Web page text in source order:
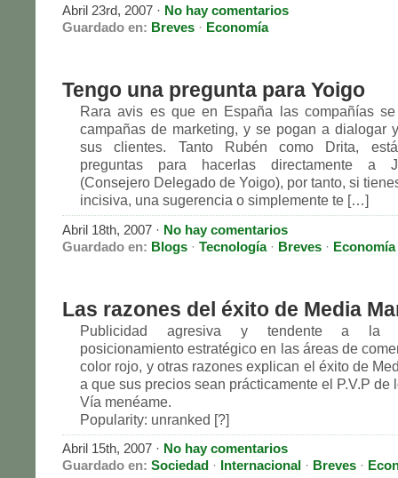
Abril 23rd, 2007 · No hay comentarios
Guardado en: Breves · Economía
Tengo una pregunta para Yoigo
Rara avis es que en España las compañías
campañas de marketing, y se pogan a dialogar
sus clientes. Tanto Rubén como Drita,
preguntas para hacerlas directamente a
(Consejero Delegado de Yoigo), por tanto, si
incisiva, una sugerencia o simplemente te […]
Abril 18th, 2007 · No hay comentarios
Guardado en: Blogs · Tecnología· Breves · Economía
Las razones del éxito de Media
Publicidad agresiva y tendente a la
posicionamiento estratégico en las áreas de
color rojo, y otras razones explican el éxito de
a que sus precios sean prácticamente el P.V.P de
Vía menéame.
Popularity: unranked [?]
Abril 15th, 2007 · No hay comentarios
Guardado en: Sociedad · Internacional · Breves ·